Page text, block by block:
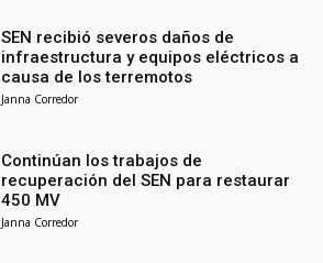
SEN recibió severos daños de
infraestructura y equipos eléctricos a
causa de los terremotos
Janna Corredor
Continúan los trabajos de
recuperación del SEN para restaurar
450 MV
Janna Corredor